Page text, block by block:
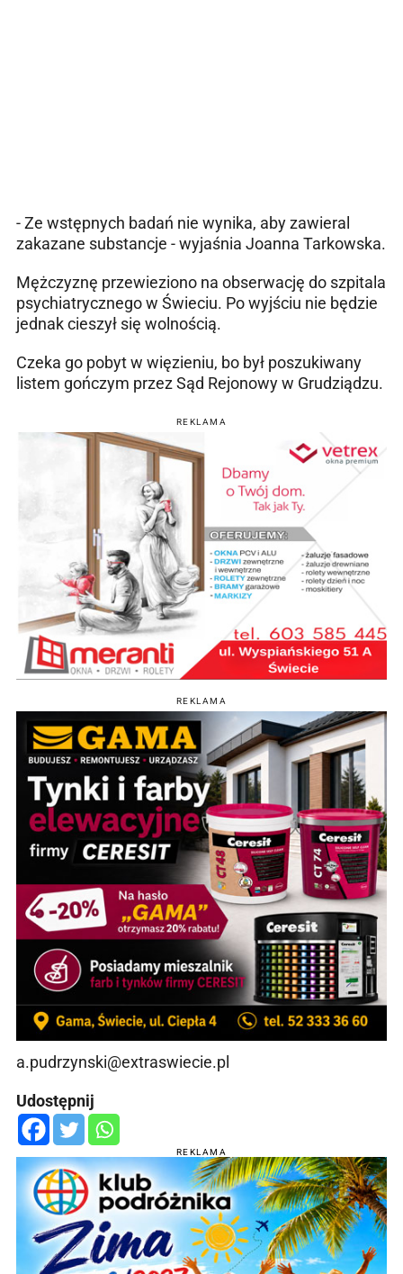
- Ze wstępnych badań nie wynika, aby zawieral
zakazane substancje - wyjaśnia Joanna Tarkowska.
Mężczyznę przewieziono na obserwację do szpitala
psychiatrycznego w Świeciu. Po wyjściu nie będzie
jednak cieszył się wolnością.
Czeka go pobyt w więzieniu, bo był poszukiwany
listem gończym przez Sąd Rejonowy w Grudziądzu.
REKLAMA
REKLAMA
a.pudrzynski@extraswiecie.pl
Udostępnij
REKLAMA